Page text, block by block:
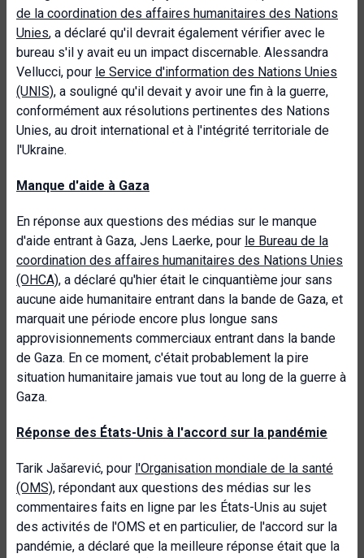
de la coordination des affaires humanitaires des Nations
Unies, a déclaré qu'il devrait également vérifier avec le
bureau s'il y avait eu un impact discernable. Alessandra
Vellucci, pour le Service d'information des Nations Unies
(UNIS), a souligné qu'il devait y avoir une fin à la guerre,
conformément aux résolutions pertinentes des Nations
Unies, au droit international et à l'intégrité territoriale de
l'Ukraine.
Manque d'aide à Gaza
En réponse aux questions des médias sur le manque
d'aide entrant à Gaza, Jens Laerke, pour le Bureau de la
coordination des affaires humanitaires des Nations Unies
(OHCA), a déclaré qu'hier était le cinquantième jour sans
aucune aide humanitaire entrant dans la bande de Gaza, et
marquait une période encore plus longue sans
approvisionnements commerciaux entrant dans la bande
de Gaza. En ce moment, c'était probablement la pire
situation humanitaire jamais vue tout au long de la guerre à
Gaza.
Réponse des États-Unis à l'accord sur la pandémie
Tarik Jašarević, pour l'Organisation mondiale de la santé
(OMS), répondant aux questions des médias sur les
commentaires faits en ligne par les États-Unis au sujet
des activités de l'OMS et en particulier, de l'accord sur la
pandémie, a déclaré que la meilleure réponse était que la